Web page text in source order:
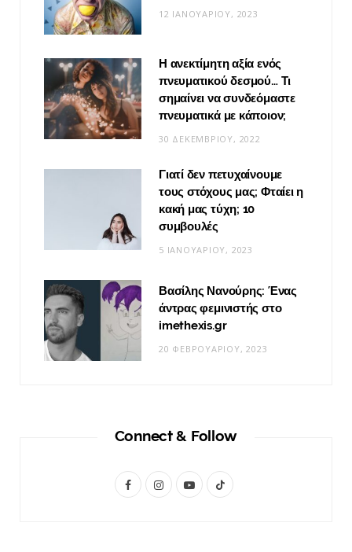
12 ΙΑΝΟΥΑΡΊΟΥ, 2023
Η ανεκτίμητη αξία ενός
πνευματικού δεσμού… Τι
σημαίνει να συνδεόμαστε
πνευματικά με κάποιον;
30 ΔΕΚΕΜΒΡΊΟΥ, 2022
Γιατί δεν πετυχαίνουμε
τους στόχους μας; Φταίει η
κακή μας τύχη; 10
συμβουλές
5 ΙΑΝΟΥΑΡΊΟΥ, 2023
Βασίλης Νανούρης: Ένας
άντρας φεμινιστής στο
imethexis.gr
20 ΦΕΒΡΟΥΑΡΊΟΥ, 2023
Connect & Follow
F
I
Y
T